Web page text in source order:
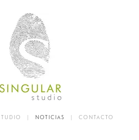
| NOTICIAS | CONTACTO